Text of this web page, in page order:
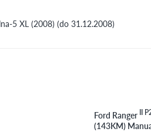
5 XL (2008) (do 31.12.2008)
Ford Ranger II
(143KM)